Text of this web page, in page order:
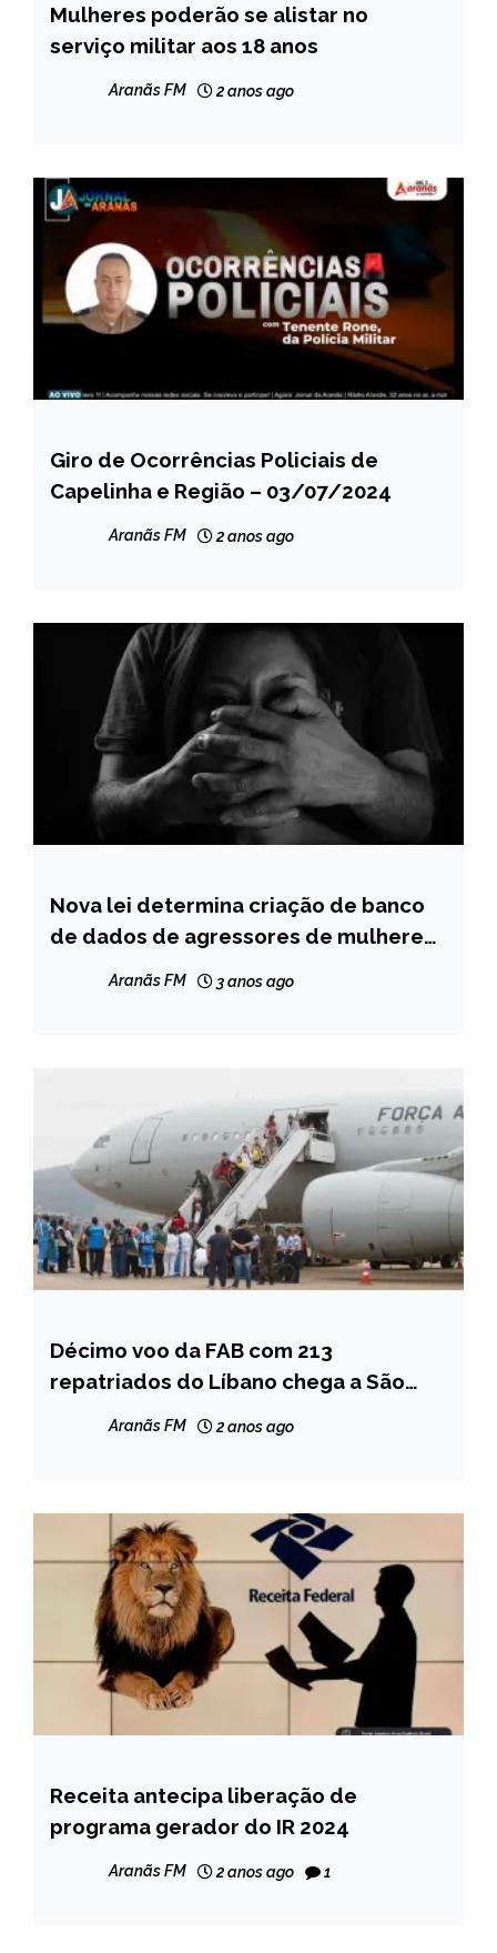
BRASIL
NOTÍCIAS
Mulheres poderão se alistar no
serviço militar aos 18 anos
Aranãs FM 2 anos ago
CAPELINHA
MINAS
Giro de Ocorrências Policiais de
Capelinha e Região – 03/07/2024
Aranãs FM 2 anos ago
MINAS
GERAIS
NOTÍCIAS
Nova lei determina criação de banco
de dados de agressores de mulheres
Aranãs FM 3 anos ago
BRASIL
INTERNACIONAL
NOTÍCIAS
Décimo voo da FAB com 213
repatriados do Líbano chega a São
Aranãs FM 2 anos ago
BRASIL
NOTÍCIAS
Receita antecipa liberação de
programa gerador do IR 2024
Aranãs FM 2 anos ago 1